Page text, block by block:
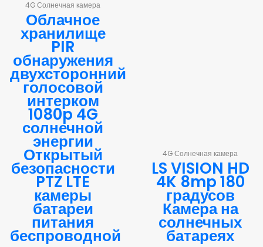
4G Солнечная камера
Облачное
хранилище
PIR
обнаружения
двухсторонний
голосовой
интерком
1080p 4G
солнечной
энергии
Открытый
безопасности
PTZ LTE
камеры
батареи
питания
беспроводной
4G Солнечная камера
LS VISION HD
4K 8mp 180
градусов
Камера на
солнечных
батареях